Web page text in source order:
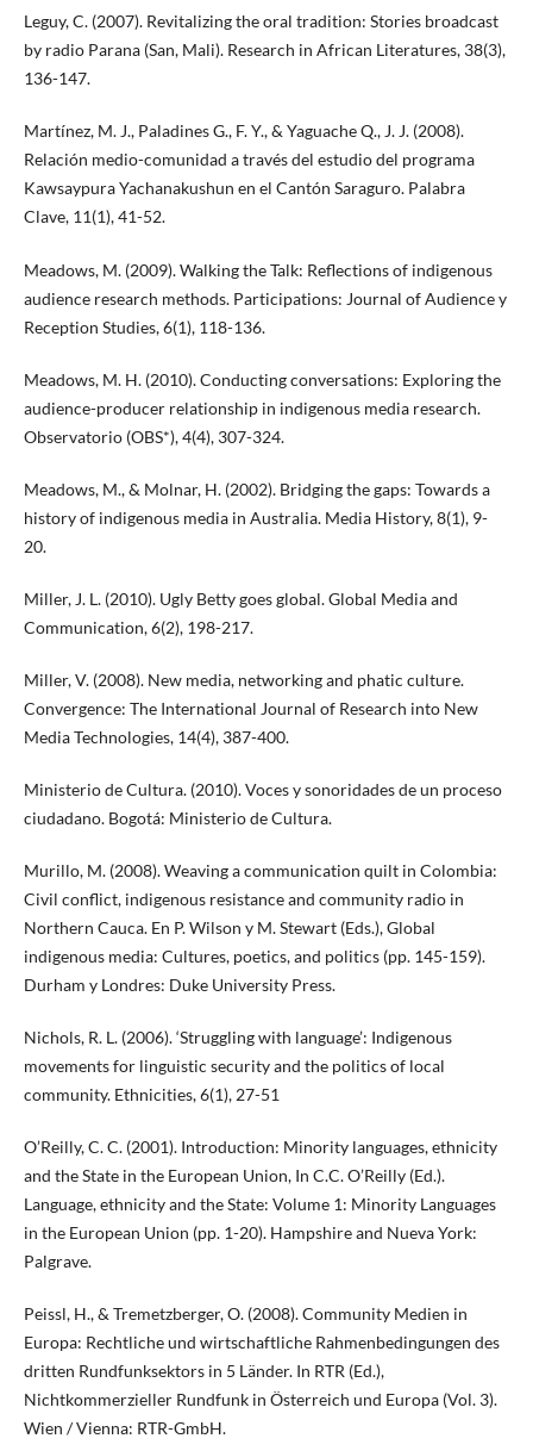
Leguy, C. (2007). Revitalizing the oral tradition: Stories broadcast
by radio Parana (San, Mali). Research in African Literatures, 38(3),
136-147.
Martínez, M. J., Paladines G., F. Y., & Yaguache Q., J. J. (2008).
Relación medio-comunidad a través del estudio del programa
Kawsaypura Yachanakushun en el Cantón Saraguro. Palabra
Clave, 11(1), 41-52.
Meadows, M. (2009). Walking the Talk: Reflections of indigenous
audience research methods. Participations: Journal of Audience y
Reception Studies, 6(1), 118-136.
Meadows, M. H. (2010). Conducting conversations: Exploring the
audience-producer relationship in indigenous media research.
Observatorio (OBS*), 4(4), 307-324.
Meadows, M., & Molnar, H. (2002). Bridging the gaps: Towards a
history of indigenous media in Australia. Media History, 8(1), 9-
20.
Miller, J. L. (2010). Ugly Betty goes global. Global Media and
Communication, 6(2), 198-217.
Miller, V. (2008). New media, networking and phatic culture.
Convergence: The International Journal of Research into New
Media Technologies, 14(4), 387-400.
Ministerio de Cultura. (2010). Voces y sonoridades de un proceso
ciudadano. Bogotá: Ministerio de Cultura.
Murillo, M. (2008). Weaving a communication quilt in Colombia:
Civil conflict, indigenous resistance and community radio in
Northern Cauca. En P. Wilson y M. Stewart (Eds.), Global
indigenous media: Cultures, poetics, and politics (pp. 145-159).
Durham y Londres: Duke University Press.
Nichols, R. L. (2006). ‘Struggling with language’: Indigenous
movements for linguistic security and the politics of local
community. Ethnicities, 6(1), 27-51
O’Reilly, C. C. (2001). Introduction: Minority languages, ethnicity
and the State in the European Union, In C.C. O’Reilly (Ed.).
Language, ethnicity and the State: Volume 1: Minority Languages
in the European Union (pp. 1-20). Hampshire and Nueva York:
Palgrave.
Peissl, H., & Tremetzberger, O. (2008). Community Medien in
Europa: Rechtliche und wirtschaftliche Rahmenbedingungen des
dritten Rundfunksektors in 5 Länder. In RTR (Ed.),
Nichtkommerzieller Rundfunk in Österreich und Europa (Vol. 3).
Wien / Vienna: RTR-GmbH.